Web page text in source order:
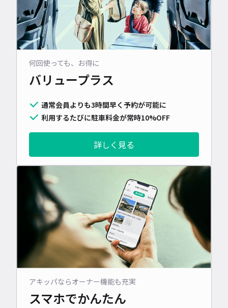
何回使っても、お得に
バリュープラス
通常会員よりも3時間早く予約が可能に
利用するたびに駐車料金が常時10%OFF
詳しく見る
アキッパならオーナー機能も充実
スマホでかんたん